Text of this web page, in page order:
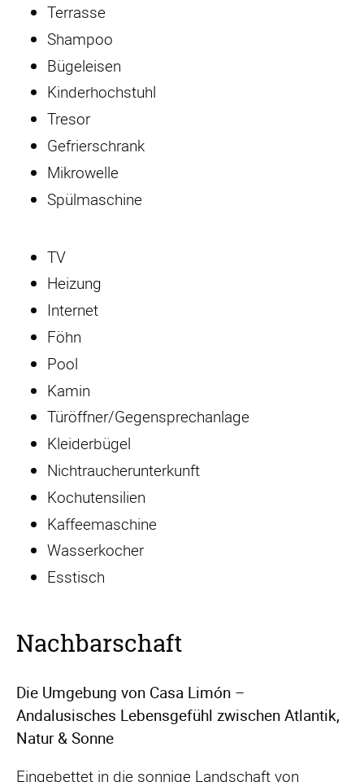
Terrasse
Shampoo
Bügeleisen
Kinderhochstuhl
Tresor
Gefrierschrank
Mikrowelle
Spülmaschine
TV
Heizung
Internet
Föhn
Pool
Kamin
Türöffner/Gegensprechanlage
Kleiderbügel
Nichtraucherunterkunft
Kochutensilien
Kaffeemaschine
Wasserkocher
Esstisch
Nachbarschaft
Die Umgebung von Casa Limón –
Andalusisches Lebensgefühl zwischen Atlantik,
Natur & Sonne
Eingebettet in die sonnige Landschaft von